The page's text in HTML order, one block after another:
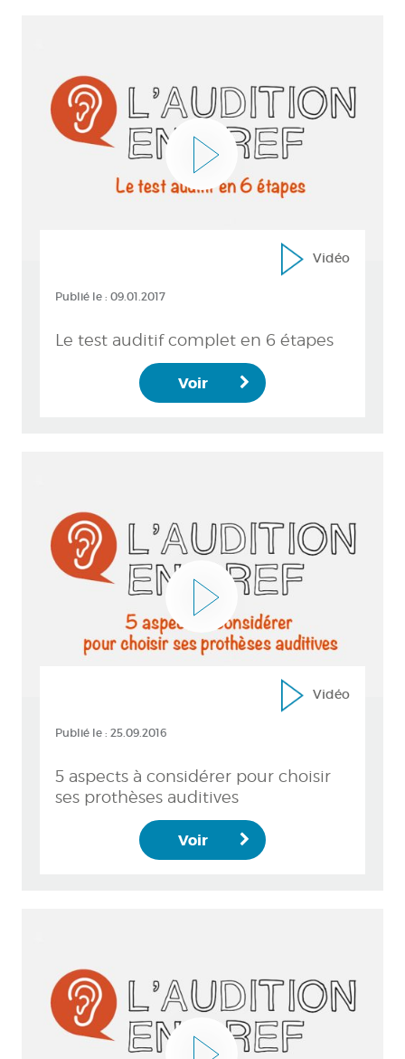
Vidéo
Publié le : 09.01.2017
Le test auditif complet en 6 étapes
Voir
Vidéo
Publié le : 25.09.2016
5 aspects à considérer pour choisir
ses prothèses auditives
Voir